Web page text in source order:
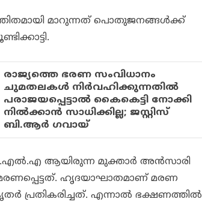
മാറുന്നത് പൊതുജനങ്ങള്‍ക്ക്
രാജ്യത്തെ ഭരണ സംവിധാനം
ചുമതലകള്‍ നിര്‍വഹിക്കുന്നതില്‍
പരാജയപ്പെട്ടാല്‍ കൈകെട്ടി നോക്കി
നില്‍ക്കാന്‍ സാധിക്കില്ല; ജസ്റ്റിസ്
ബി.ആര്‍ ഗവായ്
ആയിരുന്ന മുക്താര്‍ അന്‍സാരി
ഹൃദയാഘാതമാണ് മരണ
പ്രതികരിച്ചത്. എന്നാല്‍ ഭക്ഷണത്തില്‍